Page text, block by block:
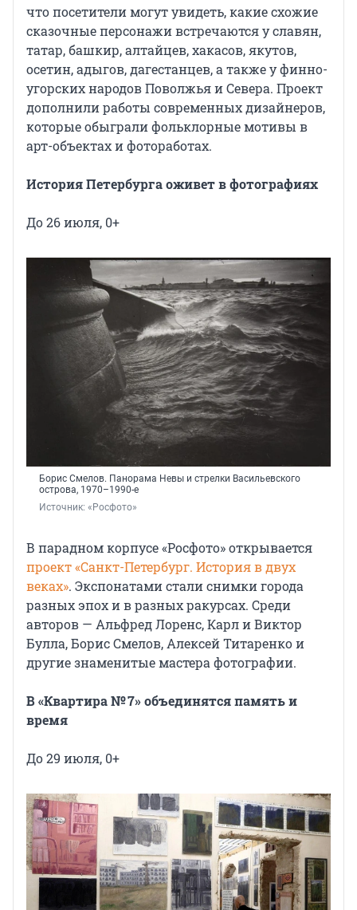
что посетители могут увидеть, какие схожие
сказочные персонажи встречаются у славян,
татар, башкир, алтайцев, хакасов, якутов,
осетин, адыгов, дагестанцев, а также у финно-
угорских народов Поволжья и Севера. Проект
дополнили работы современных дизайнеров,
которые обыграли фольклорные мотивы в
арт-объектах и фотоработах.
История Петербурга оживет в фотографиях
До 26 июля, 0+
Борис Смелов. Панорама Невы и стрелки Васильевского
острова, 1970–1990-е
Источник: «Росфото»
В парадном корпусе «Росфото» открывается
проект «Санкт-Петербург. История в двух
веках». Экспонатами стали снимки города
разных эпох и в разных ракурсах. Среди
авторов — Альфред Лоренс, Карл и Виктор
Булла, Борис Смелов, Алексей Титаренко и
другие знаменитые мастера фотографии.
В «Квартира № 7» объединятся память и
время
До 29 июля, 0+